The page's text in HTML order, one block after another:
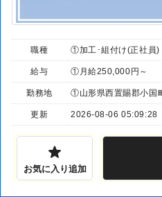
職種 ①加工･組付け(正社員)
給与 ①月給250,000円～
勤務地 ①山形県西置賜郡小国
更新 2026-08-06 05:09:28
お気に入り追加